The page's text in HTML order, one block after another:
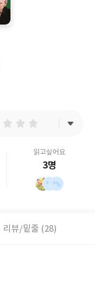
읽고싶어요
3명
리뷰/밑줄 (28)